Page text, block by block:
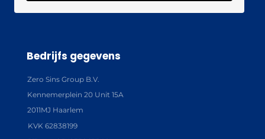
Bedrijfs gegevens
Zero Sins Group B.V.
Kennemerplein 20 Unit 15A
2011MJ Haarlem
KVK 62838199